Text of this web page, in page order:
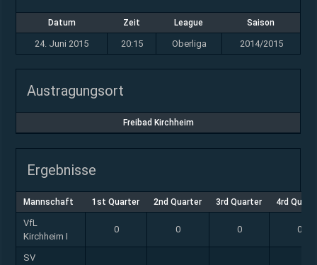
Datum Zeit League Saison
24. Juni 2015 20:15 Oberliga 2014/2015
Austragungsort
Freibad Kirchheim
Ergebnisse
Mannschaft 1st Quarter 2nd Quarter 3rd Quarter 4rd
VfL
Kirchheim I
0 0 0 0
SV